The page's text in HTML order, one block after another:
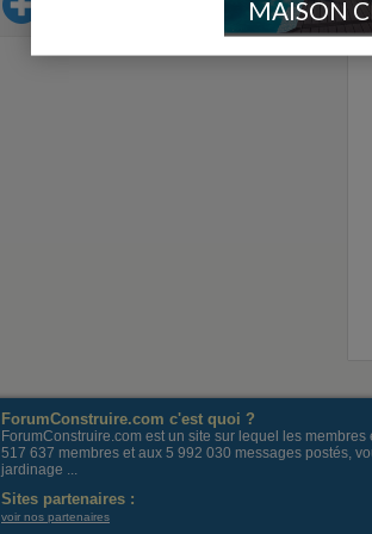
ForumConstruire.com c'est quoi ?
ForumConstruire.com est un site sur lequel les
517 637 membres et aux 5 992 030 messages postés,
jardinage ...
Sites partenaires :
voir nos partenaires
MAISON